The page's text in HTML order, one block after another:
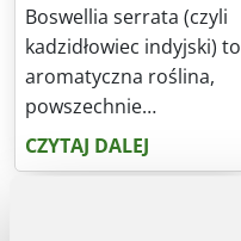
Boswellia serrata (czyli
kadzidłowiec indyjski) to
aromatyczna roślina,
powszechnie
stosowana w
tradycyjnej medycynie
CZYTAJ DALEJ